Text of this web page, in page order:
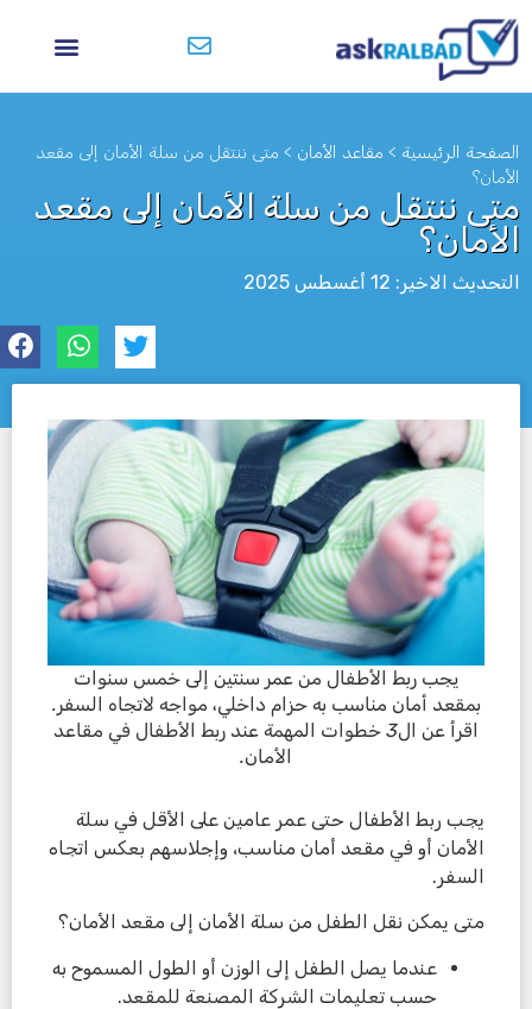
الصفحة الرئيسية > مقاعد الأمان > متى ننتقل من سلة الأمان إلى مقعد
الأمان؟
متى ننتقل من سلة الأمان إلى مقعد
الأمان؟
التحديث الاخير: 12 أغسطس 2025
לא
يجب ربط الأطفال حتى عمر عامين على الأقل في سلة
الأمان أو في مقعد أمان مناسب، وإجلاسهم بعكس اتجاه
السفر.
متى يمكن نقل الطفل من سلة الأمان إلى مقعد الأمان؟
عندما يصل الطفل إلى الوزن أو الطول المسموح به
حسب تعليمات الشركة المصنعة للمقعد.
يجب ربط الأطفال من عمر سنتين إلى خمس سنوات
بمقعد أمان مناسب به حزام داخلي، مواجه لاتجاه السفر.
اقرأ عن ال3 خطوات المهمة عند ربط الأطفال في مقاعد
الأمان.